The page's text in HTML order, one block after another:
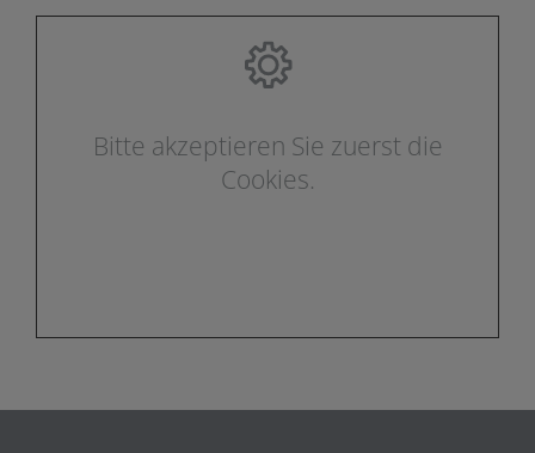
Bitte akzeptieren Sie zuerst die
Cookies.